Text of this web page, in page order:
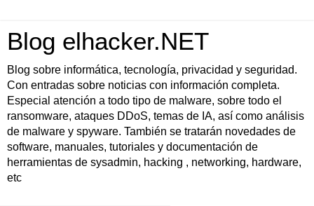
Blog elhacker.NET
Blog sobre informática, tecnología, privacidad y seguridad.
Con entradas sobre noticias con información completa.
Especial atención a todo tipo de malware, sobre todo el
ransomware, ataques DDoS, temas de IA, así como análisis
de malware y spyware. También se tratarán novedades de
software, manuales, tutoriales y documentación de
herramientas de sysadmin, hacking , networking, hardware,
etc